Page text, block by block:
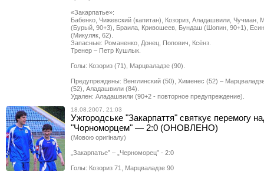
«Закарпатье»:
Бабенко, Чижевский (капитан), Козориз, Аладашвили, Чучман,
(Бурый, 90+3), Браила, Кривошеев, Бундаш (Шопин, 90+1),
(Микуляк, 62).
Запасные: Романенко, Донец, Попович, Ксёнз.
Тренер – Петр Кушлык.
Голы: Козориз (71), Марцваладзе (90).
Предупреждены: Венглинский (50), Хименес (52) –
(52), Аладашвили (84).
Удален: Аладашвили (90+2 - повторное предупреждение).
18.08.2007, 21:03
Ужгородське "Закарпаття" святкує перемогу
"Чорноморцем" — 2:0 (ОНОВЛЕНО)
(Мовою оригіналу)
„Закарпатье” – „Черноморец” - 2:0
Голы: Козориз 71, Марцваладзе 90